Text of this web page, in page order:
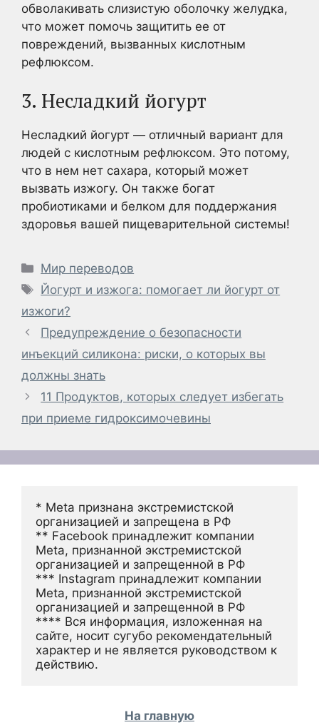
обволакивать слизистую оболочку желудка,
что может помочь защитить ее от
повреждений, вызванных кислотным
рефлюксом.
3. Несладкий йогурт
Несладкий йогурт — отличный вариант для
людей с кислотным рефлюксом. Это потому,
что в нем нет сахара, который может
вызвать изжогу. Он также богат
пробиотиками и белком для поддержания
здоровья вашей пищеварительной системы!
Рубрики
Мир переводов
Метки
Йогурт и изжога: помогает ли йогурт от
изжоги?
Предупреждение о безопасности
инъекций силикона: риски, о которых вы
должны знать
11 Продуктов, которых следует избегать
при приеме гидроксимочевины
* Meta признана экстремистской
организацией и запрещена в РФ
** Facebook принадлежит компании
Meta, признанной экстремистской
организацией и запрещенной в РФ
*** Instagram принадлежит компании
Meta, признанной экстремистской
организацией и запрещенной в РФ
**** Вся информация, изложенная на
сайте, носит сугубо рекомендательный
характер и не является руководством к
действию.
На главную